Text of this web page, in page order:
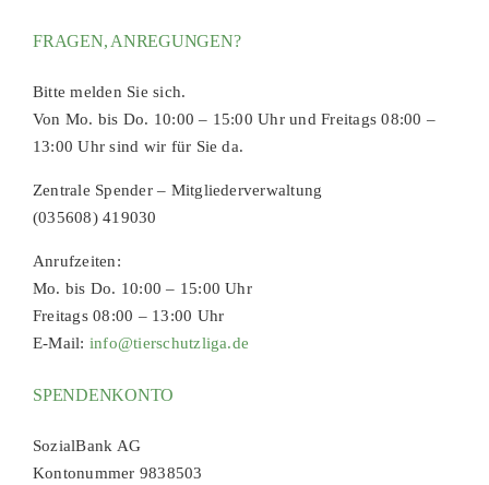
FRAGEN, ANREGUNGEN?
Bitte melden Sie sich.
Von Mo. bis Do. 10:00 – 15:00 Uhr und Freitags 08:00 –
13:00 Uhr sind wir für Sie da.
Zentrale Spender – Mitgliederverwaltung
(035608) 419030
Anrufzeiten:
Mo. bis Do. 10:00 – 15:00 Uhr
Freitags 08:00 – 13:00 Uhr
E-Mail: info@tierschutzliga.de
SPENDENKONTO
SozialBank AG
Kontonummer 9838503